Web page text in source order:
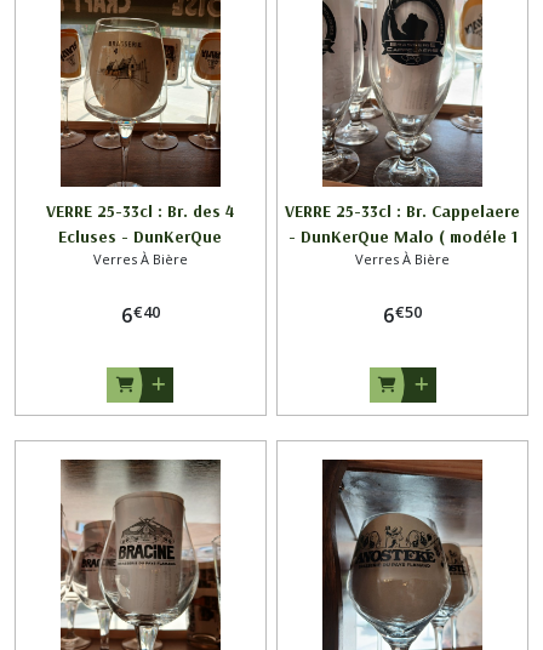
VERRE 25-33cl : Br. des 4
Ecluses - DunKerQue
Verres À Bière
6€40
VERRE 25-33cl : Br. Cappelaere
- DunKerQue Malo ( modéle 1
)
Verres À Bière
6€50